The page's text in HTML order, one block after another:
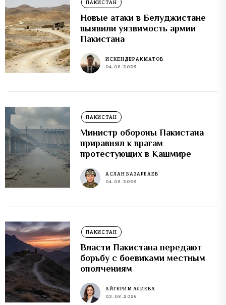
ПАКИСТАН
Новые атаки в Белуджистане
выявили уязвимость армии
Пакистана
ИСКЕНДЕР АКМАТОВ
04.08.2026
ПАКИСТАН
Министр обороны Пакистана
приравнял к врагам
протестующих в Кашмире
АСЛАН БАЗАРБАЕВ
04.08.2026
ПАКИСТАН
Власти Пакистана передают
борьбу с боевиками местным
ополчениям
АЙГЕРИМ АЛИЕВА
03.08.2026